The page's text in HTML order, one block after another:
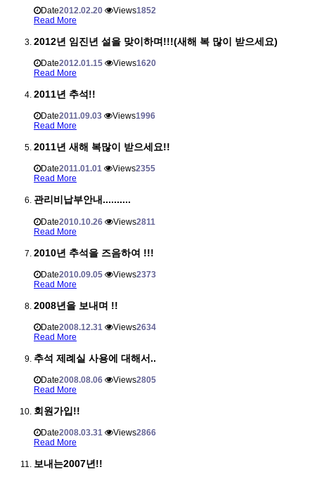
Date2012.02.20 Views1852
Read More
2012년 임진년 설을 맞이하며!!!(새해 복 많이 받으세요)
Date2012.01.15 Views1620
Read More
2011년 추석!!
Date2011.09.03 Views1996
Read More
2011년 새해 복많이 받으세요!!
Date2011.01.01 Views2355
Read More
관리비납부안내..........
Date2010.10.26 Views2811
Read More
2010년 추석을 즈음하여 !!!
Date2010.09.05 Views2373
Read More
2008년을 보내며 !!
Date2008.12.31 Views2634
Read More
추석 제례실 사용에 대해서..
Date2008.08.06 Views2805
Read More
회원가입!!
Date2008.03.31 Views2866
Read More
보내는2007년!!